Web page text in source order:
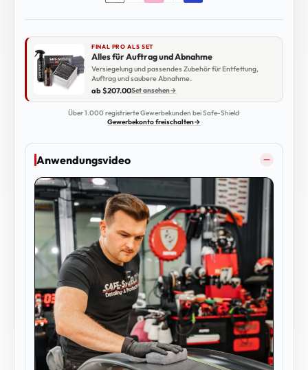
FINAL PRO ALS SET
Alles für Auftrag und Abnahme
Versiegelung und passendes Zubehör für Entfettung,
Auftrag und saubere Abnahme.
ab $207.00Set ansehen→
Über 1.000 registrierte Gewerbekunden bei Safe-Shield·
Gewerbekonto freischalten→
Anwendungsvideo